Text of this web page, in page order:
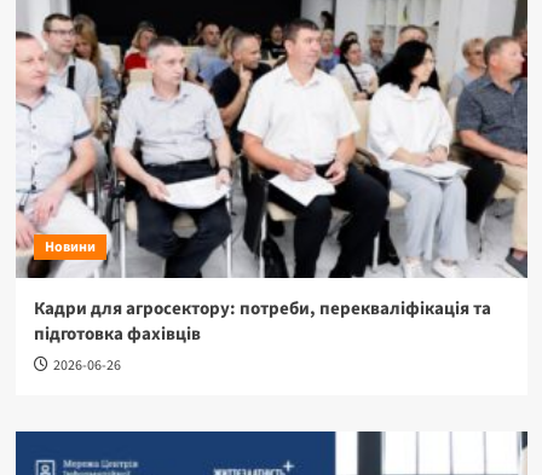
Новини
Кадри для агросектору: потреби, перекваліфікація та
підготовка фахівців
2026-06-26